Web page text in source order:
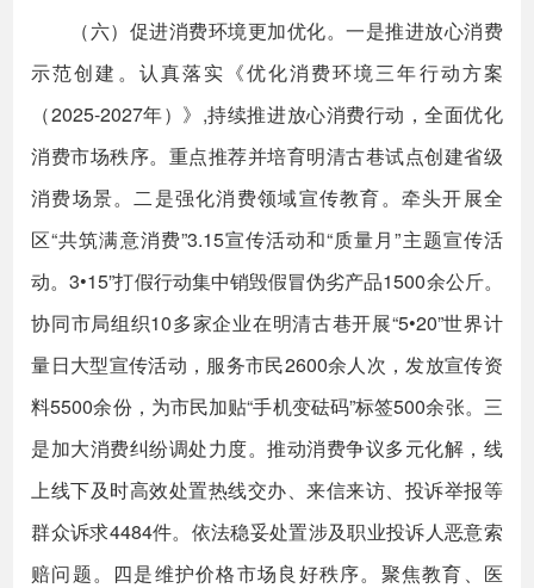
（六）促进消费环境更加优化。一是推进放心消费
示范创建。认真落实《优化消费环境三年行动方案
（2025-2027年）》,持续推进放心消费行动，全面优化
消费市场秩序。重点推荐并培育明清古巷试点创建省级
消费场景。二是强化消费领域宣传教育。牵头开展全
区“共筑满意消费”3.15宣传活动和“质量月”主题宣传活
动。3•15”打假行动集中销毁假冒伪劣产品1500余公斤。
协同市局组织10多家企业在明清古巷开展“5•20”世界计
量日大型宣传活动，服务市民2600余人次，发放宣传资
料5500余份，为市民加贴“手机变砝码”标签500余张。三
是加大消费纠纷调处力度。推动消费争议多元化解，线
上线下及时高效处置热线交办、来信来访、投诉举报等
群众诉求4484件。依法稳妥处置涉及职业投诉人恶意索
赔问题。四是维护价格市场良好秩序。聚焦教育、医